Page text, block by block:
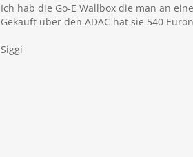
Ich hab die Go-E Wallbox die man an
Gekauft über den ADAC hat sie 540
Siggi